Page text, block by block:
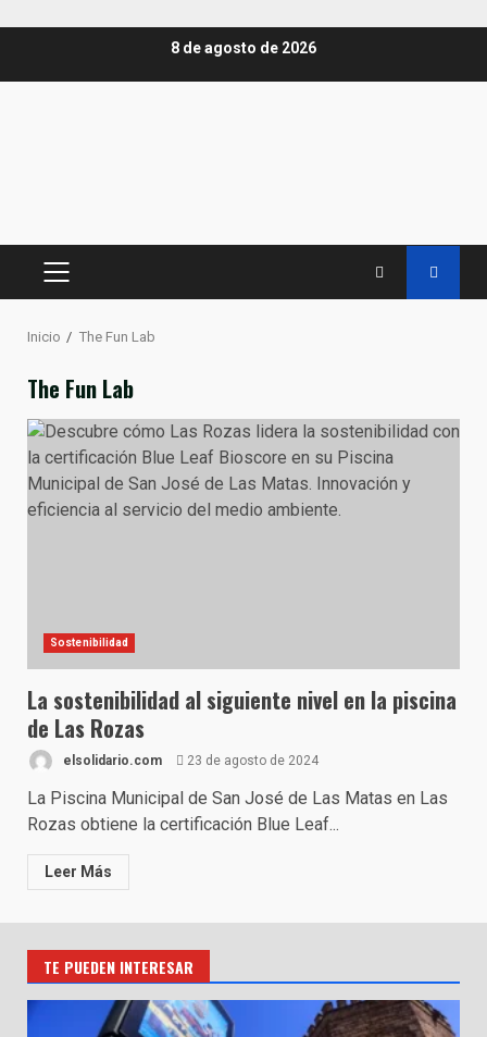
8 de agosto de 2026
MENÚ
Inicio The Fun Lab
The Fun Lab
Sostenibilidad
La sostenibilidad al siguiente nivel en la piscina
de Las Rozas
elsolidario.com 23 de agosto de 2024
La Piscina Municipal de San José de Las Matas en Las
Rozas obtiene la certificación Blue Leaf...
Leer Más
TE PUEDEN INTERESAR